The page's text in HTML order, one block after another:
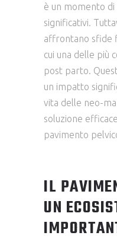
è un momento di
significativi.
affrontano sfide
cui una delle più
post parto.
un impatto
vita delle neo-
soluzione
pavimento
IL
UN